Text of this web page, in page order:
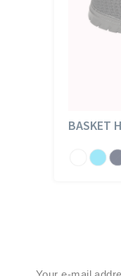
BASKET
BlancAtoll